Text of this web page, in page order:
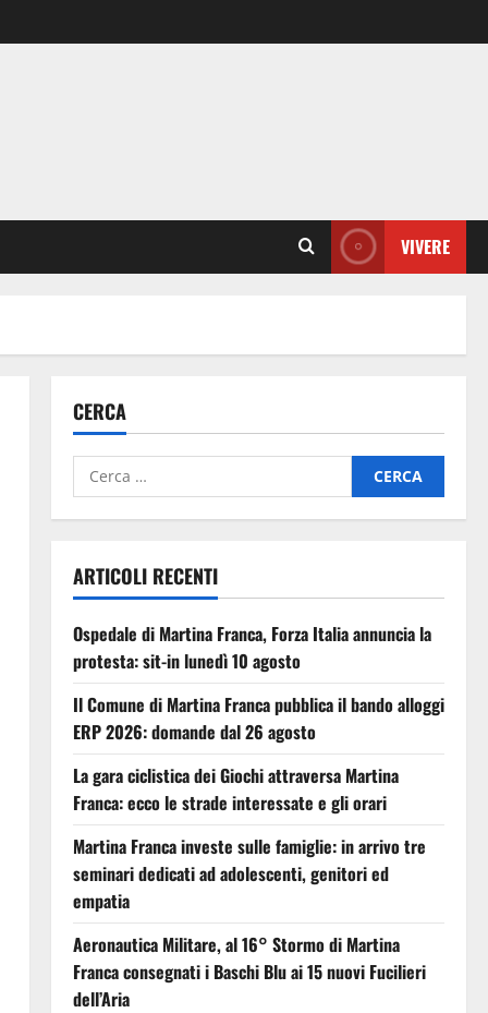
VIVERE
CERCA
ARTICOLI RECENTI
Ospedale di Martina Franca, Forza Italia annuncia la
protesta: sit-in lunedì 10 agosto
Il Comune di Martina Franca pubblica il bando alloggi
ERP 2026: domande dal 26 agosto
La gara ciclistica dei Giochi attraversa Martina
Franca: ecco le strade interessate e gli orari
Martina Franca investe sulle famiglie: in arrivo tre
seminari dedicati ad adolescenti, genitori ed
empatia
Aeronautica Militare, al 16° Stormo di Martina
Franca consegnati i Baschi Blu ai 15 nuovi Fucilieri
dell’Aria